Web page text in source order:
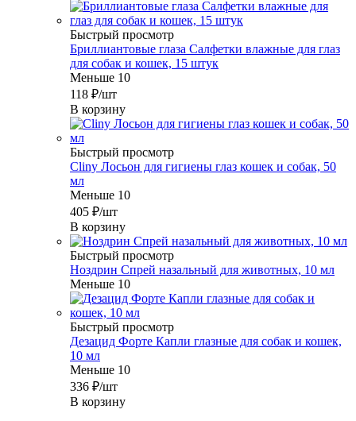
Быстрый просмотр
Бриллиантовые глаза Салфетки влажные для глаз
для собак и кошек, 15 штук
Меньше 10
118 ₽/шт
В корзину
Быстрый просмотр
Cliny Лосьон для гигиены глаз кошек и собак, 50
мл
Меньше 10
405 ₽/шт
В корзину
Быстрый просмотр
Ноздрин Спрей назальный для животных, 10 мл
Меньше 10
Быстрый просмотр
Дезацид Форте Капли глазные для собак и кошек,
10 мл
Меньше 10
336 ₽/шт
В корзину